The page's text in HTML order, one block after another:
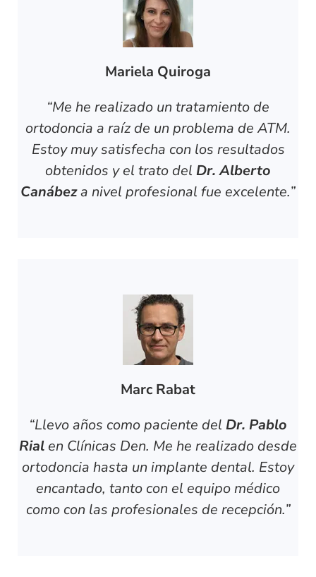
Mariela Quiroga
“Me he realizado un tratamiento de
ortodoncia a raíz de un problema de ATM.
Estoy muy satisfecha con los resultados
obtenidos y el trato del Dr. Alberto
Canábeza nivel profesional fue excelente.”
Marc Rabat
“Llevo años como paciente del Dr. Pablo
Rial en Clínicas Den. Me he realizado desde
ortodoncia hasta un implante dental. Estoy
encantado, tanto con el equipo médico
como con las profesionales de recepción.”